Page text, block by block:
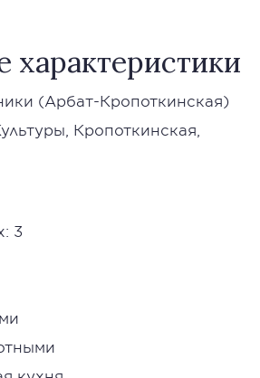
(Арбат-Кропоткинская)
Кропоткинская
3